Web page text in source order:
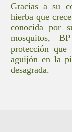
Gracias a su
hierba que
conocida por
mosquitos,
protección
aguijón en la
desagrada.